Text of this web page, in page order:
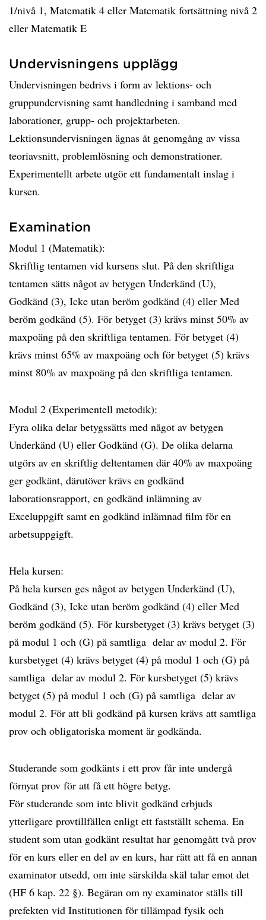
1/nivå 1, Matematik 4 eller Matematik fortsättning nivå 2
eller Matematik E
Undervisningens upplägg
Undervisningen bedrivs i form av lektions- och
gruppundervisning samt handledning i samband med
laborationer, grupp- och projektarbeten.
Lektionsundervisningen ägnas åt genomgång av vissa
teoriavsnitt, problemlösning och demonstrationer.
Experimentellt arbete utgör ett fundamentalt inslag i
kursen.
Examination
Modul 1 (Matematik):
Skriftlig tentamen vid kursens slut. På den skriftliga
tentamen sätts något av betygen Underkänd (U),
Godkänd (3), Icke utan beröm godkänd (4) eller Med
beröm godkänd (5). För betyget (3) krävs minst 50% av
maxpoäng på den skriftliga tentamen. För betyget (4)
krävs minst 65% av maxpoäng och för betyget (5) krävs
minst 80% av maxpoäng på den skriftliga tentamen.
Modul 2 (Experimentell metodik):
Fyra olika delar betygssätts med något av betygen
Underkänd (U) eller Godkänd (G). De olika delarna
utgörs av en skriftlig deltentamen där 40% av maxpoäng
ger godkänt, därutöver krävs en godkänd
laborationsrapport, en godkänd inlämning av
Exceluppgift samt en godkänd inlämnad film för en
arbetsuppgigft.
Hela kursen:
På hela kursen ges något av betygen Underkänd (U),
Godkänd (3), Icke utan beröm godkänd (4) eller Med
beröm godkänd (5). För kursbetyget (3) krävs betyget (3)
på modul 1 och (G) på samtliga delar av modul 2. För
kursbetyget (4) krävs betyget (4) på modul 1 och (G) på
samtliga delar av modul 2. För kursbetyget (5) krävs
betyget (5) på modul 1 och (G) på samtliga delar av
modul 2. För att bli godkänd på kursen krävs att samtliga
prov och obligatoriska moment är godkända.
Studerande som godkänts i ett prov får inte undergå
förnyat prov för att få ett högre betyg.
För studerande som inte blivit godkänd erbjuds
ytterligare provtillfällen enligt ett fastställt schema. En
student som utan godkänt resultat har genomgått två prov
för en kurs eller en del av en kurs, har rätt att få en annan
examinator utsedd, om inte särskilda skäl talar emot det
(HF 6 kap. 22 §). Begäran om ny examinator ställs till
prefekten vid Institutionen för tillämpad fysik och